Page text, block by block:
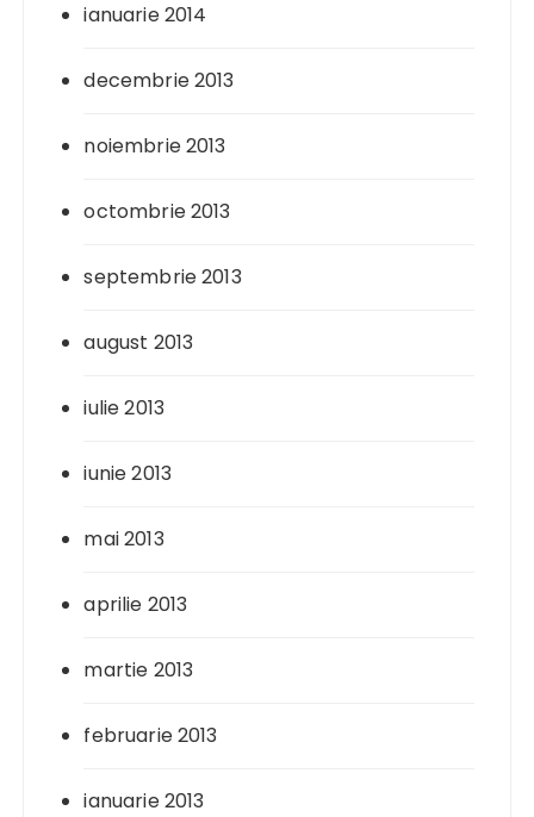
ianuarie 2014
decembrie 2013
noiembrie 2013
octombrie 2013
septembrie 2013
august 2013
iulie 2013
iunie 2013
mai 2013
aprilie 2013
martie 2013
februarie 2013
ianuarie 2013